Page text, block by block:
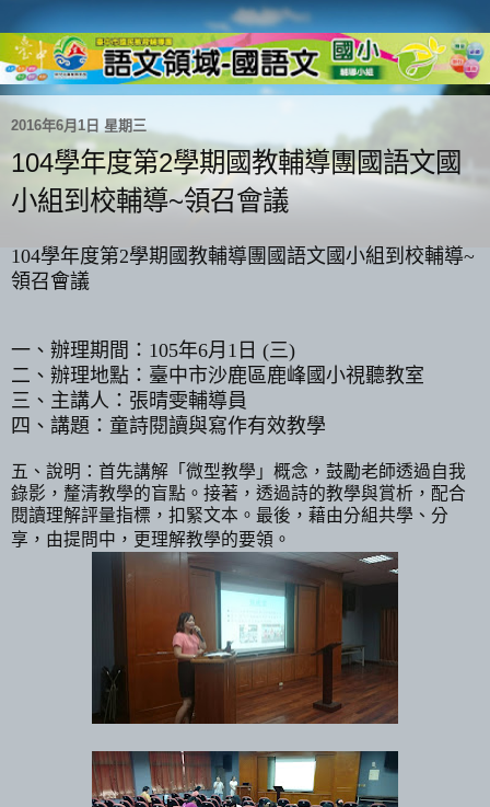
2016年6月1日 星期三
104學年度第2學期國教輔導團國語文國
小組到校輔導~領召會議
104學年度第2學期國教輔導團國語文國小組到校輔導~
領召會議
一、辦理期間： 105年6月 1 日 (三)
二、辦理地點：臺中市沙鹿區鹿峰國小視聽教室
三、主講人：張晴雯輔導員
四、講題：童詩閱讀與寫作有效教學
五、說明：首先講解「微型教學」概念，鼓勵老師透過自我
錄影，釐清教學的盲點。接著，透過詩的教學與賞析，配合
閱讀理解評量指標，扣緊文本。最後，藉由分組共學、分
享，由提問中，更理解教學的要領。